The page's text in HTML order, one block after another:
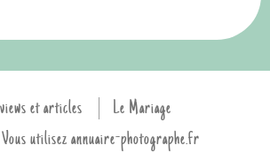
et articles
Le Mariage
utilisez annuaire-photographe.fr